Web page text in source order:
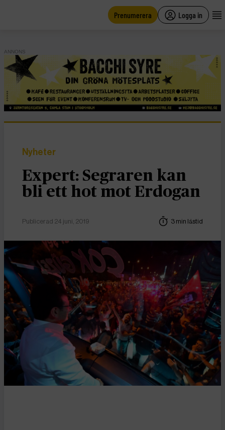
Prenumerera Logga in
ANNONS
Nyheter
Expert: Segraren kan
bli ett hot mot Erdogan
Publicerad 24 juni, 2019 3 min lästid